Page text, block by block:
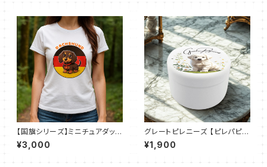
【国旗シリーズ】ミニチュアダック
スフンド×ドイツ国旗｜ドライＴ
シャツ（全50色）
¥3,000
グレートピレニーズ 【ピレパピ】
おでかけトリーツ缶
¥1,900